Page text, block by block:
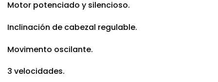
Motor potenciado y silencioso.
Inclinación de cabezal regulable.
Movimento oscilante.
3 velocidades.